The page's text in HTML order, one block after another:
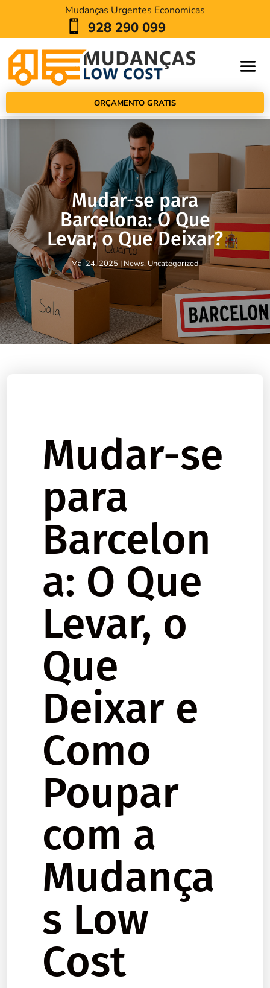
Mudanças Urgentes Economicas
 928 290 099
ORÇAMENTO GRATIS
Mudar-se para
Barcelona: O Que
Levar, o Que Deixar?
Mai 24, 2025 | News, Uncategorized
Mudar-se
para
Barcelon
a: O Que
Levar, o
Que
Deixar e
Como
Poupar
com a
Mudança
s Low
Cost